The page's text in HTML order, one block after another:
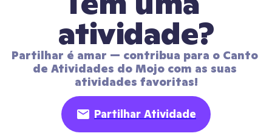
atividade?
Partilhar é amar — contribua para o Canto
de Atividades do Mojo com as suas
atividades favoritas!
Partilhar Atividade